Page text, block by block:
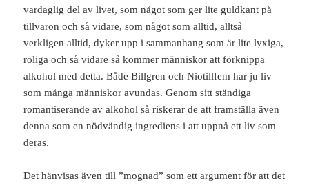
vardaglig del av livet, som något som ger lite guldkant på
tillvaron och så vidare, som något som alltid, alltså
verkligen alltid, dyker upp i sammanhang som är lite lyxiga,
roliga och så vidare så kommer människor att förknippa
alkohol med detta. Både Billgren och Niotillfem har ju liv
som många människor avundas. Genom sitt ständiga
romantiserande av alkohol så riskerar de att framställa även
denna som en nödvändig ingrediens i att uppnå ett liv som
deras.
Det hänvisas även till ”mognad” som ett argument för att det